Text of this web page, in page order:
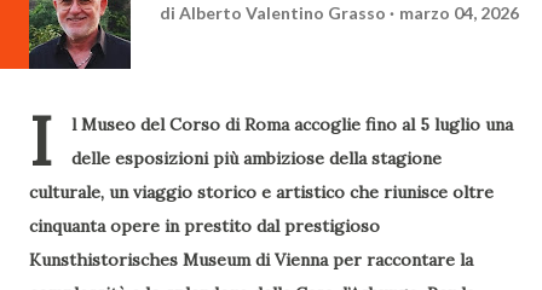
di Alberto Valentino Grasso marzo 04, 2026
I
l Museo del Corso di Roma accoglie fino al 5 luglio una
delle esposizioni più ambiziose della stagione
culturale, un viaggio storico e artistico che riunisce oltre
cinquanta opere in prestito dal prestigioso
Kunsthistorisches Museum di Vienna per raccontare la